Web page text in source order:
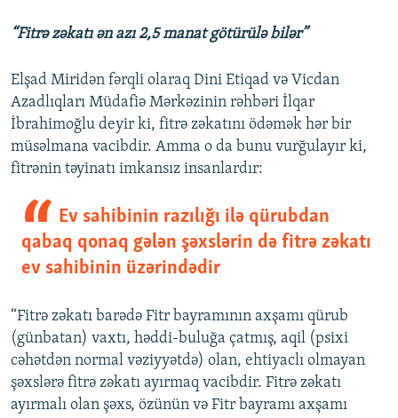
“Fitrə zəkatı ən azı 2,5 manat götürülə bilər”
Elşad Miridən fərqli olaraq Dini Etiqad və Vicdan
Azadlıqları Müdafiə Mərkəzinin rəhbəri İlqar
İbrahimoğlu deyir ki, fitrə zəkatını ödəmək hər bir
müsəlmana vacibdir. Amma o da bunu vurğulayır ki,
fitrənin təyinatı imkansız insanlardır:
Ev sahibinin razılığı ilə qürubdan
qabaq qonaq gələn şəxslərin də fitrə zəkatı
ev sahibinin üzərindədir
“Fitrə zəkatı barədə Fitr bayramının axşamı qürub
(günbatan) vaxtı, həddi-buluğa çatmış, aqil (psixi
cəhətdən normal vəziyyətdə) olan, ehtiyaclı olmayan
şəxslərə fitrə zəkatı ayırmaq vacibdir. Fitrə zəkatı
ayırmalı olan şəxs, özünün və Fitr bayramı axşamı